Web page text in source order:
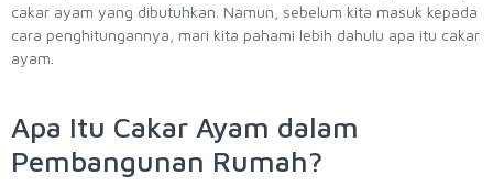
cakar ayam yang dibutuhkan. Namun, sebelum kita masuk kepada
cara penghitungannya, mari kita pahami lebih dahulu apa itu cakar
ayam.
Apa Itu Cakar Ayam dalam
Pembangunan Rumah?